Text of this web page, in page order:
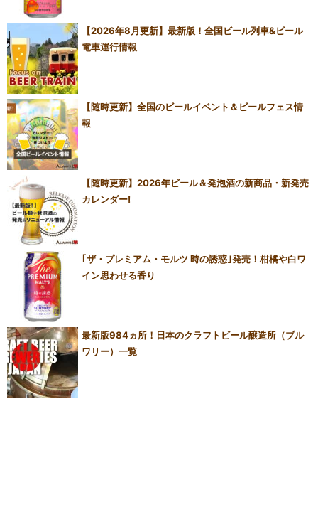
【2026年8月更新】最新版！全国ビール列車&ビール
電車運行情報
【随時更新】全国のビールイベント＆ビールフェス情
報
【随時更新】2026年ビール＆発泡酒の新商品・新発売
カレンダー!
｢ザ・プレミアム・モルツ 時の誘惑｣発売！柑橘や白ワ
イン思わせる香り
最新版984ヵ所！日本のクラフトビール醸造所（ブル
ワリー）一覧